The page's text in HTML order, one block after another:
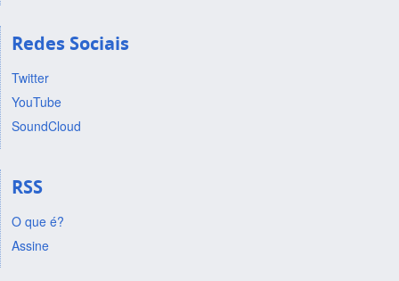
Redes Sociais
Twitter
YouTube
SoundCloud
RSS
O que é?
Assine